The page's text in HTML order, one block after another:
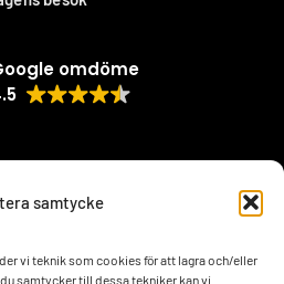
samtycke
vi teknik som cookies för att lagra och/eller
samtycker till dessa tekniker kan vi
omdöme